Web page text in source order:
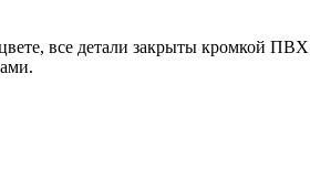
все детали закрыты кромкой